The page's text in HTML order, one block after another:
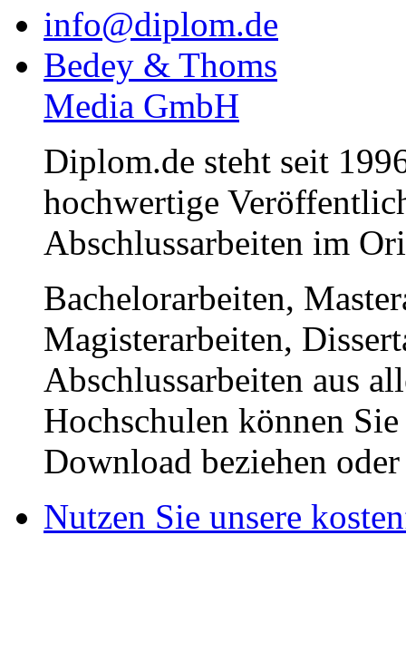
info@diplom.de
Bedey & Thoms
Media GmbH
Diplom.de steht seit
hochwertige
Abschlussarbeiten im
Bachelorarbeiten,
Magisterarbeiten,
Abschlussarbeiten aus
Hochschulen können
Download beziehen
Nutzen Sie unsere